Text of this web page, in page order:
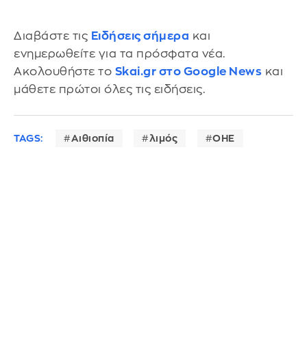
Διαβάστε τις Ειδήσεις σήμερα και
ενημερωθείτε για τα πρόσφατα νέα.
Ακολουθήστε το Skai.gr στο Google News και
μάθετε πρώτοι όλες τις ειδήσεις.
TAGS: Αιθιοπία λιμός ΟΗΕ